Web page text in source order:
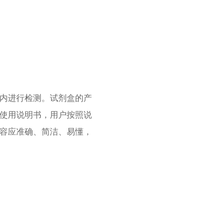
进行检测。试剂盒的产
用说明书，用户按照说
应准确、简洁、易懂，